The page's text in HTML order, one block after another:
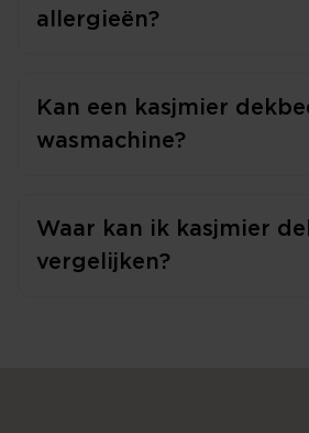
allergieën?
Kan een kasjmier
wasmachine?
Waar kan ik kasjmier
vergelijken?